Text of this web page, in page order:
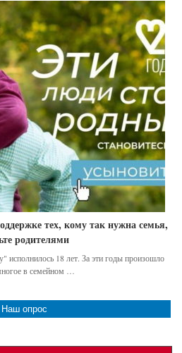
тех, кому так нужна семья,
родителями
исполнилось 18 лет. За эти годы произошло
в семейном …
Наш опрос